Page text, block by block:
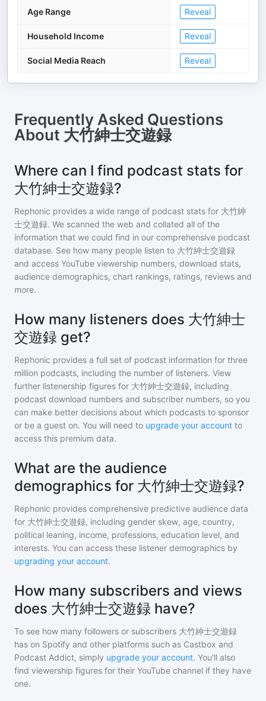
Age Range Reveal
Household Income Reveal
Social Media Reach Reveal
Frequently Asked Questions
About 大竹紳士交遊録
Where can I find podcast stats for
大竹紳士交遊録?
Rephonic provides a wide range of podcast stats for 大竹紳
士交遊録. We scanned the web and collated all of the
information that we could find in our comprehensive podcast
database. See how many people listen to 大竹紳士交遊録
and access YouTube viewership numbers, download stats,
audience demographics, chart rankings, ratings, reviews and
more.
How many listeners does 大竹紳士
交遊録 get?
Rephonic provides a full set of podcast information for three
million podcasts, including the number of listeners. View
further listenership figures for 大竹紳士交遊録, including
podcast download numbers and subscriber numbers, so you
can make better decisions about which podcasts to sponsor
or be a guest on. You will need to upgrade your account to
access this premium data.
What are the audience
demographics for 大竹紳士交遊録?
Rephonic provides comprehensive predictive audience data
for 大竹紳士交遊録, including gender skew, age, country,
political leaning, income, professions, education level, and
interests. You can access these listener demographics by
upgrading your account.
How many subscribers and views
does 大竹紳士交遊録 have?
To see how many followers or subscribers 大竹紳士交遊録
has on Spotify and other platforms such as Castbox and
Podcast Addict, simply upgrade your account. You'll also
find viewership figures for their YouTube channel if they have
one.